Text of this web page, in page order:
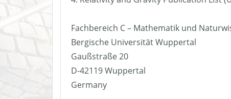
Fachbereich C – Mathematik und
Bergische Universität Wuppertal
Gaußstraße 20
D-42119 Wuppertal
Germany